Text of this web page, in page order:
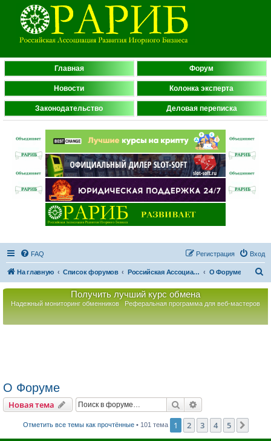
Главная Форум
Новости Колонка эксперта
Законодательство Деловая переписка
FAQ Вход
Регистрация
На главную Список форумов Российская Ассоциация Развития Игорного Бизнеса О Форуме
Получить лучший курс обмена
Надежный мониторинг обменников Реферальная программа для веб-мастеров
О Форуме
Новая тема Поиск
Отметить все темы как прочтённые• 101 тема 1 2 3 4 5